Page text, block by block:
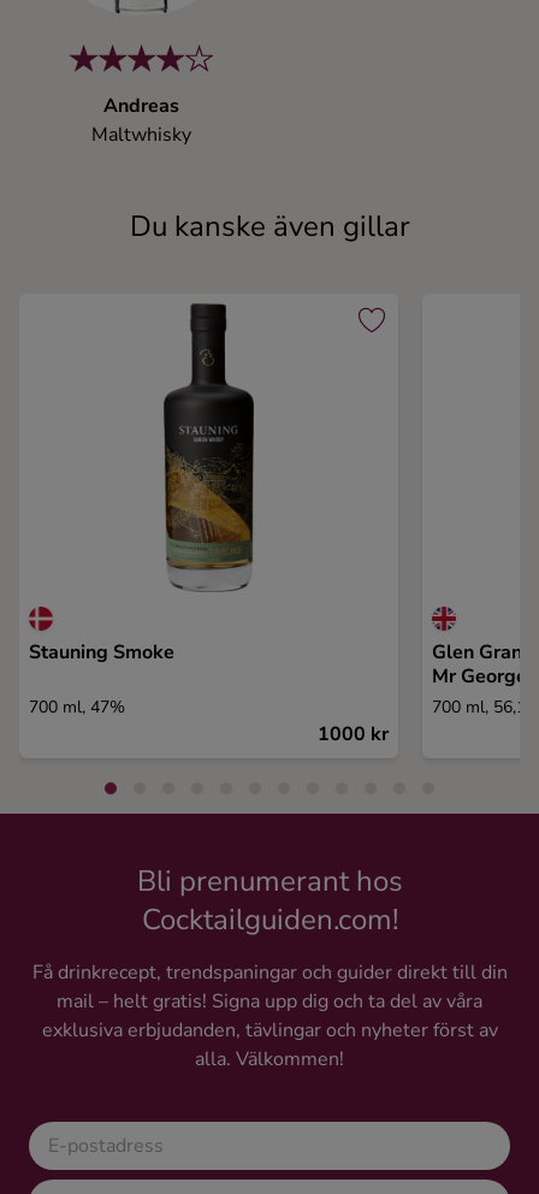
Andreas
Maltwhisky
Du kanske även gillar
Stauning Smoke
700 ml, 47%
1000 kr
Glen Grant
Mr George
700 ml,
Bli prenumerant hos
Cocktailguiden.com!
Få drinkrecept, trendspaningar och guider direkt till din
mail – helt gratis! Signa upp dig och ta del av våra
exklusiva erbjudanden, tävlingar och nyheter först av
alla. Välkommen!